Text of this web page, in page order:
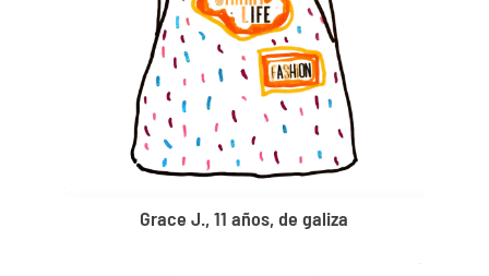
Grace J., 11 años, de galiza